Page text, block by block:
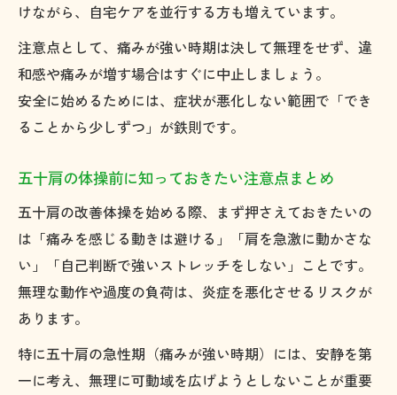
けながら、自宅ケアを並行する方も増えています。
注意点として、痛みが強い時期は決して無理をせず、違
和感や痛みが増す場合はすぐに中止しましょう。
安全に始めるためには、症状が悪化しない範囲で「でき
ることから少しずつ」が鉄則です。
五十肩の体操前に知っておきたい注意点まとめ
五十肩の改善体操を始める際、まず押さえておきたいの
は「痛みを感じる動きは避ける」「肩を急激に動かさな
い」「自己判断で強いストレッチをしない」ことです。
無理な動作や過度の負荷は、炎症を悪化させるリスクが
あります。
特に五十肩の急性期（痛みが強い時期）には、安静を第
一に考え、無理に可動域を広げようとしないことが重要